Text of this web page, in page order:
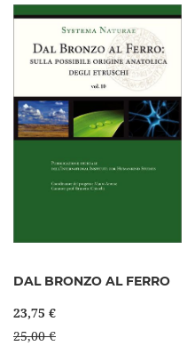
DAL BRONZO AL FERRO
23,75 €
25,00 €